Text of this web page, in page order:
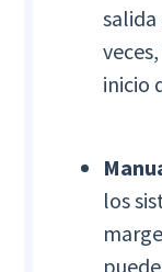
salida
inicio
los